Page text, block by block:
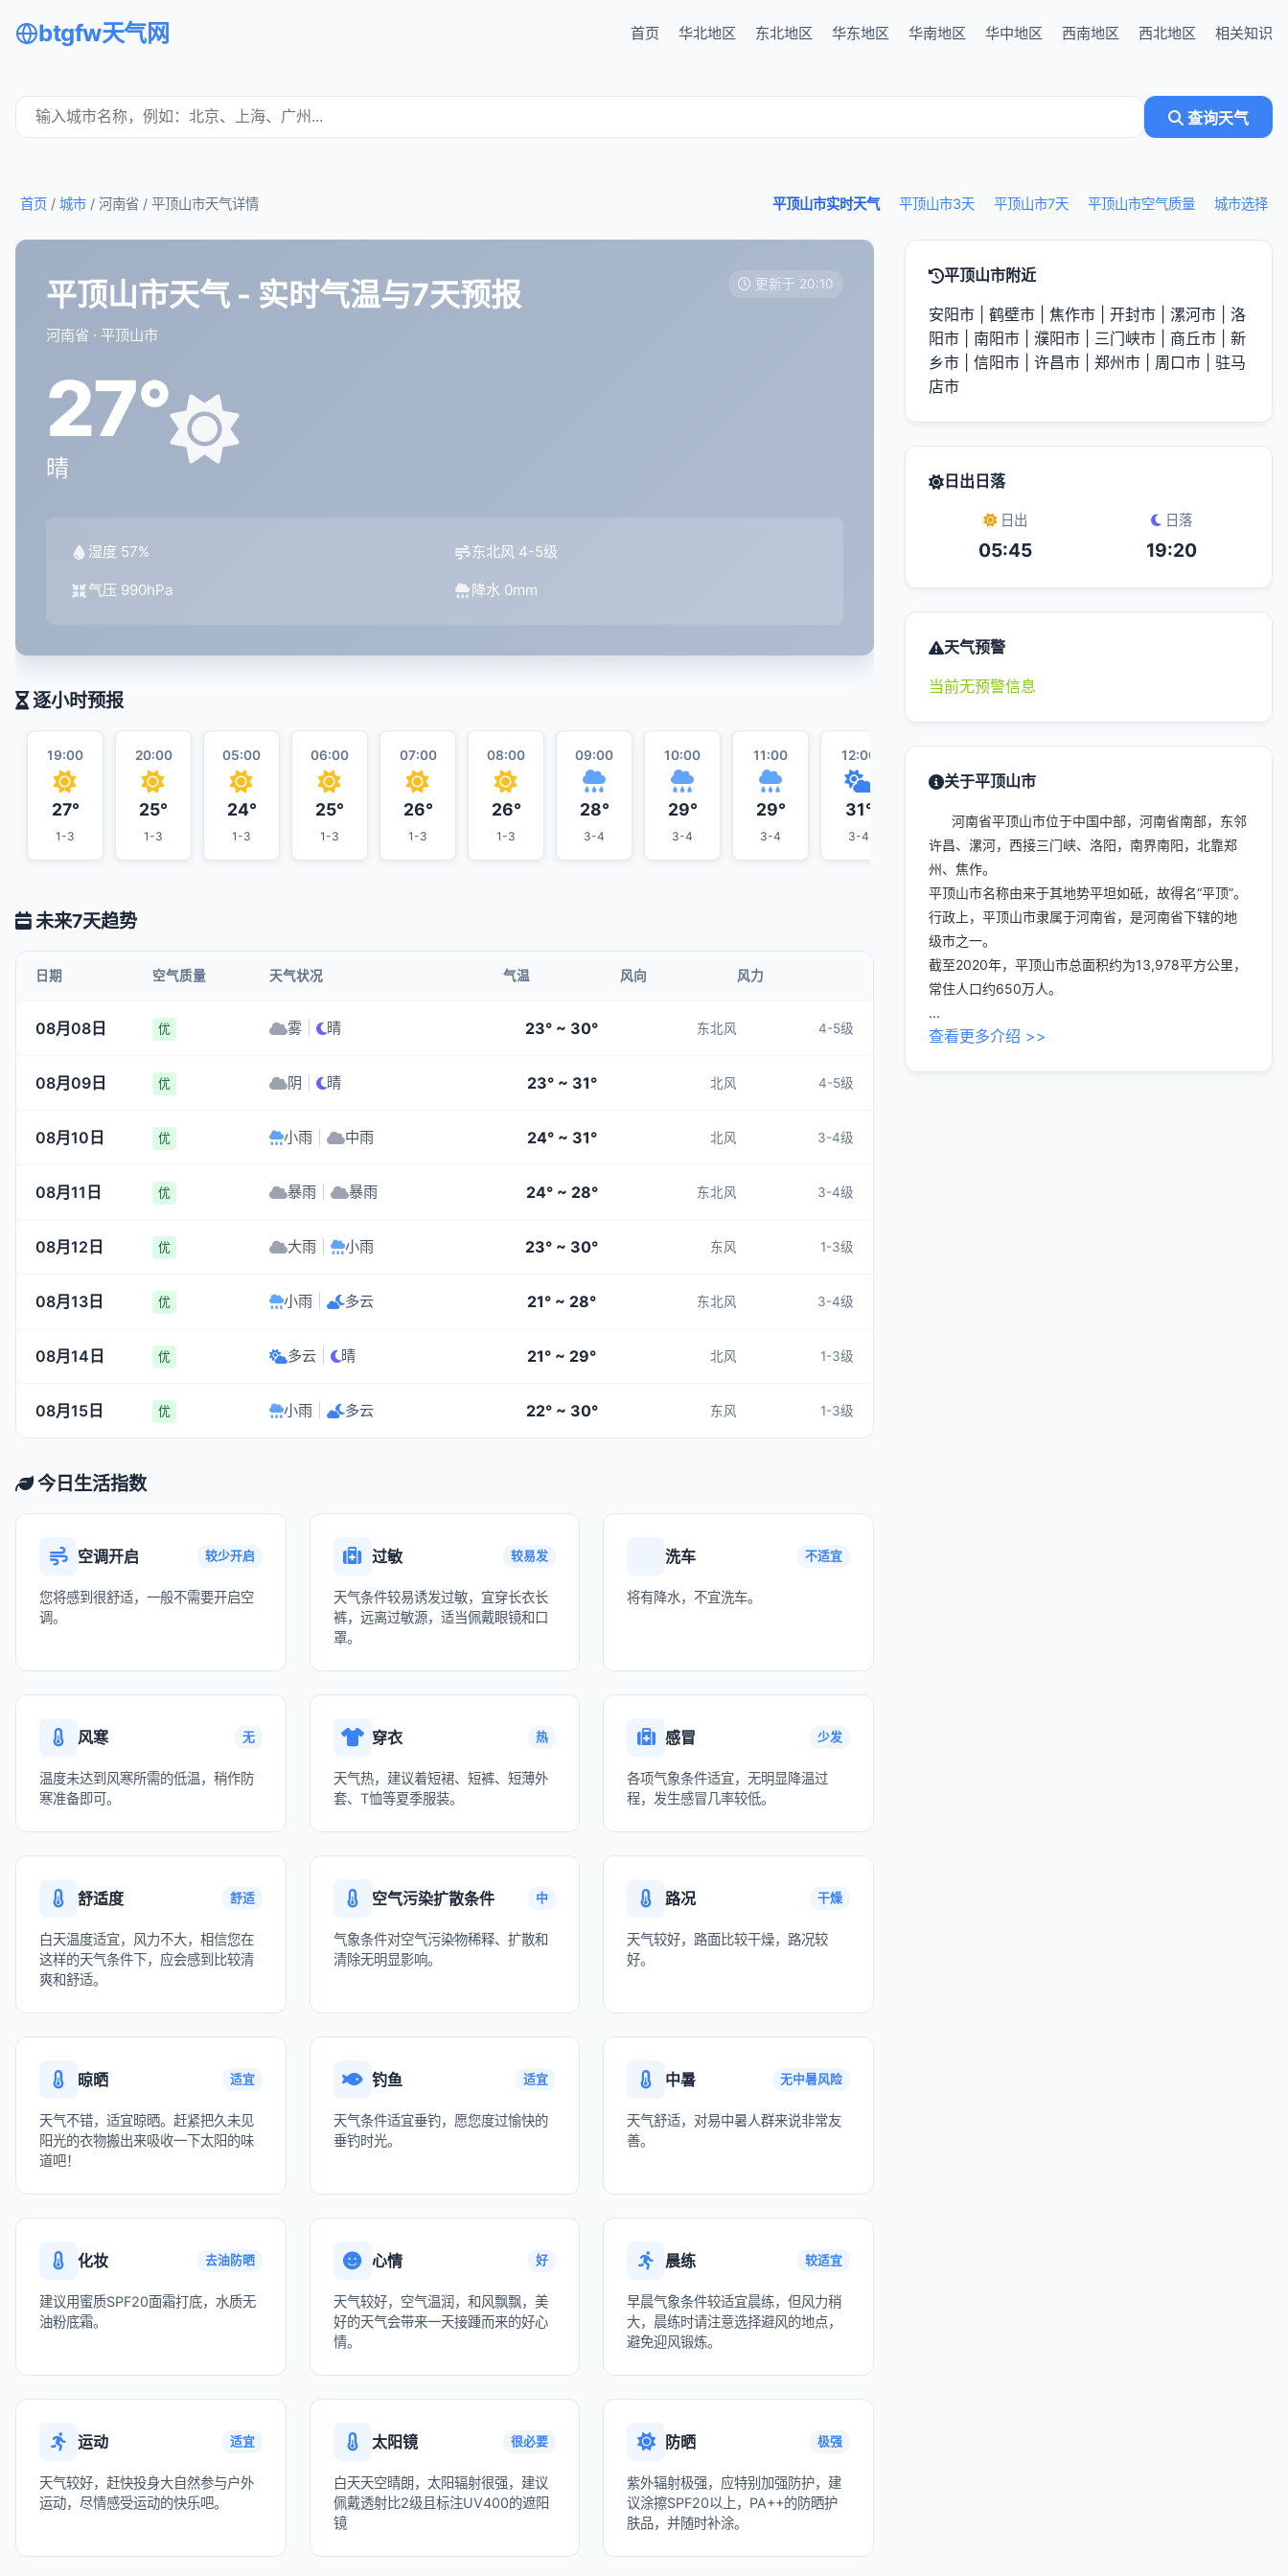
btgfw天气网 首页 华北地区 东北地区 华东地区 华南地区 华中地区 西南地区 西北地区 相关知识
查询天气
平顶山市实时天气 平顶山市3天 平顶山市7天 平顶山市空气质量 城市选择
首页 / 城市 / 河南省 / 平顶山市天气详情
平顶山市天气 - 实时气温与7天预报
河南省 · 平顶山市
更新于 20:10
27°
晴
湿度 57% 东北风 4-5级
气压 990hPa 降水 0mm
逐小时预报
19:00
27°
1-3
20:00
25°
1-3
05:00
24°
1-3
06:00
25°
1-3
07:00
26°
1-3
08:00
26°
1-3
09:00
28°
3-4
10:00
29°
3-4
11:00
29°
3-4
12:00
31°
3-4 3-4 3-4 1-3 3-4
未来7天趋势
日期 空气质量 天气状况 气温 风向 风力
08月08日 优 雾 晴 23° ~ 30° 东北风 4-5级
08月09日 优 阴 晴 23° ~ 31° 北风 4-5级
08月10日 优 小雨 中雨 24° ~ 31° 北风 3-4级
08月11日 优 暴雨 暴雨 24° ~ 28° 东北风 3-4级
08月12日 优 大雨 小雨 23° ~ 30° 东风 1-3级
08月13日 优 小雨 多云 21° ~ 28° 东北风 3-4级
08月14日 优 多云 晴 21° ~ 29° 北风 1-3级
08月15日 优 小雨 多云 22° ~ 30° 东风 1-3级
今日生活指数
空调开启 较少开启
您将感到很舒适，一般不需要开启空
调。
过敏 较易发
天气条件较易诱发过敏，宜穿长衣长
裤，远离过敏源，适当佩戴眼镜和口
罩。
洗车 不适宜
将有降水，不宜洗车。
风寒 无
温度未达到风寒所需的低温，稍作防
寒准备即可。
穿衣 热
天气热，建议着短裙、短裤、短薄外
套、T恤等夏季服装。
感冒 少发
各项气象条件适宜，无明显降温过
程，发生感冒几率较低。
舒适度 舒适
白天温度适宜，风力不大，相信您在
这样的天气条件下，应会感到比较清
爽和舒适。
空气污染扩散条件 中
气象条件对空气污染物稀释、扩散和
清除无明显影响。
路况 干燥
天气较好，路面比较干燥，路况较
好。
晾晒 适宜
天气不错，适宜晾晒。赶紧把久未见
阳光的衣物搬出来吸收一下太阳的味
道吧！
钓鱼 适宜
天气条件适宜垂钓，愿您度过愉快的
垂钓时光。
中暑 无中暑风险
天气舒适，对易中暑人群来说非常友
善。
化妆 去油防晒
建议用蜜质SPF20面霜打底，水质无
油粉底霜。
心情 好
天气较好，空气温润，和风飘飘，美
好的天气会带来一天接踵而来的好心
情。
晨练 较适宜
早晨气象条件较适宜晨练，但风力稍
大，晨练时请注意选择避风的地点，
避免迎风锻炼。
运动 适宜
天气较好，赶快投身大自然参与户外
运动，尽情感受运动的快乐吧。
太阳镜 很必要
白天天空晴朗，太阳辐射很强，建议
佩戴透射比2级且标注UV400的遮阳
镜
防晒 极强
紫外辐射极强，应特别加强防护，建
议涂擦SPF20以上，PA++的防晒护
肤品，并随时补涂。
平顶山市附近
安阳市 鹤壁市 焦作市 开封市 漯河市
洛
阳市
南阳市 濮阳市 三门峡市 商丘市
新
乡市
信阳市 许昌市 郑州市 周口市
驻马
店市
日出日落
日出
05:45
日落
19:20
天气预警
当前无预警信息
关于平顶山市
河南省平顶山市位于中国中部，河南省南部，东邻
许昌、漯河，西接三门峡、洛阳，南界南阳，北靠郑
州、焦作。
平顶山市名称由来于其地势平坦如砥，故得名“平顶”。
行政上，平顶山市隶属于河南省，是河南省下辖的地
级市之一。
截至2020年，平顶山市总面积约为13,978平方公里，
常住人口约650万人。
...
查看更多介绍 >>